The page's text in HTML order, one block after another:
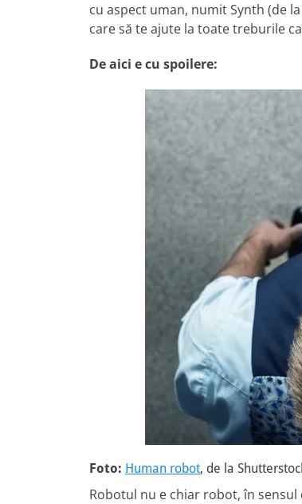
cu aspect uman, numit Synth (de
care să te ajute la toate treburile
De aici e cu spoilere:
Foto: Human robot, de la
Robotul nu e chiar robot, în